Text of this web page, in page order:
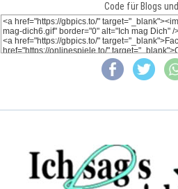
Code für Blogs und